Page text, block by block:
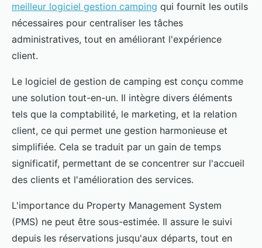
meilleur logiciel gestion camping qui fournit les outils
nécessaires pour centraliser les tâches
administratives, tout en améliorant l'expérience
client.
Le logiciel de gestion de camping est conçu comme
une solution tout-en-un. Il intègre divers éléments
tels que la comptabilité, le marketing, et la relation
client, ce qui permet une gestion harmonieuse et
simplifiée. Cela se traduit par un gain de temps
significatif, permettant de se concentrer sur l'accueil
des clients et l'amélioration des services.
L'importance du Property Management System
(PMS) ne peut être sous-estimée. Il assure le suivi
depuis les réservations jusqu'aux départs, tout en